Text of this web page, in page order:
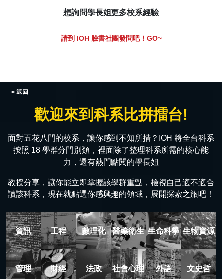
想詢問學長姐更多校系經驗
請到 IOH 臉書社團發問吧！GO~
< 返回
歡迎來到科系比拼擂台!
面對五花八門的校系，讓你感到不知所措？IOH 將全台科系
按照 18 學群分門別類，裡面除了整理科系所需的核心能
力，還有熱門點閱的學長姐
教授分享，讓你能立即掌握該學群重點，檢視自己適不適合
讀該科系，現在就點選你感興趣的領域，展開探索之旅吧！
資訊 工程 數理化 醫藥衛生 生命科學 生物資源
管理 財經 法政 社會心理 外語 文史哲